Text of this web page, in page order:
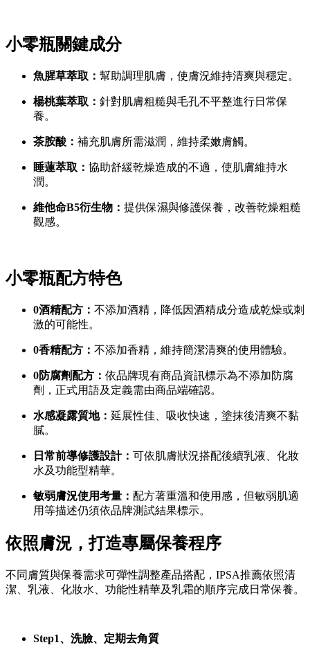
小零瓶關鍵成分
魚腥草萃取： 幫助調理肌膚，使膚況維持清爽與穩定。
楊桃葉萃取： 針對肌膚粗糙與毛孔不平整進行日常保
養。
茶胺酸： 補充肌膚所需滋潤，維持柔嫩膚觸。
睡蓮萃取： 協助舒緩乾燥造成的不適，使肌膚維持水
潤。
維他命B5衍生物： 提供保濕與修護保養，改善乾燥粗糙
觀感。
小零瓶配方特色
0酒精配方： 不添加酒精，降低因酒精成分造成乾燥或刺
激的可能性。
0香精配方： 不添加香精，維持簡潔清爽的使用體驗。
0防腐劑配方： 依品牌現有商品資訊標示為不添加防腐
劑，正式用語及定義需由商品端確認。
水感凝露質地： 延展性佳、吸收快速，塗抹後清爽不黏
膩。
日常前導修護設計： 可依肌膚狀況搭配後續乳液、化妝
水及功能型精華。
敏弱膚況使用考量： 配方著重溫和使用感，但敏弱肌適
用等描述仍須依品牌測試結果標示。
依照膚況，打造專屬保養程序
不同膚質與保養需求可彈性調整產品搭配，IPSA推薦依照清
潔、乳液、化妝水、功能性精華及乳霜的順序完成日常保養。
Step1、洗臉、定期去角質